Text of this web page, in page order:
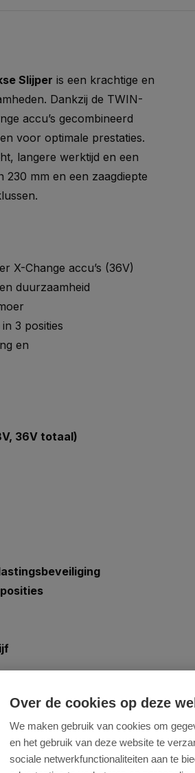
Slijper is een krachtige en
Dankzij de TWIN-
accu’s gecombineerd
voor optimale prestaties.
langere werktijd en een
230 mm en een zaagdiepte
X-Change accu’s (36V)
duurzaamheid
3 posities
en
36V totaal)
accubescherming zorgen
De beschermkap is snel
worden. Deze haakse
Over de cookies op deze
We maken gebruik van cookies om
en het gebruik van deze website te
sociale netwerkfunctionaliteiten aan te